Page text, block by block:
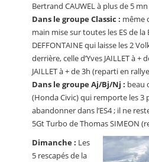
Bertrand CAUWEL à plus de 5 mn
Dans le groupe Classic : même
main mise sur toutes les ES de
DEFFONTAINE qui laisse les 2
derrière, celle d’Yves JAILLET à +
JAILLET à + de 3h (reparti en
Dans le groupe Aj/Bj/Nj : beau
(Honda Civic) qui remporte les 3
abandonner dans l’ES4 ; il ne
5Gt Turbo de Thomas SIMEON
Dimanche : Les
5 rescapés de la